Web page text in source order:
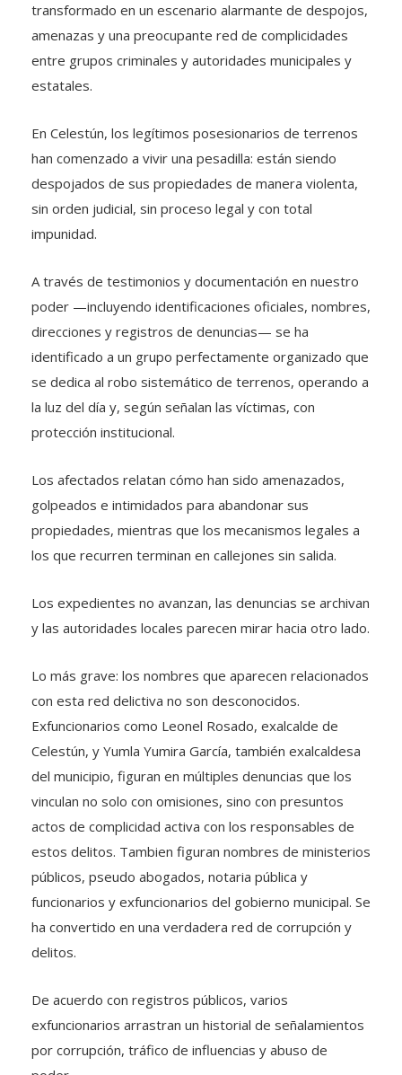
transformado en un escenario alarmante de despojos,
amenazas y una preocupante red de complicidades
entre grupos criminales y autoridades municipales y
estatales.
En Celestún, los legítimos posesionarios de terrenos
han comenzado a vivir una pesadilla: están siendo
despojados de sus propiedades de manera violenta,
sin orden judicial, sin proceso legal y con total
impunidad.
A través de testimonios y documentación en nuestro
poder —incluyendo identificaciones oficiales, nombres,
direcciones y registros de denuncias— se ha
identificado a un grupo perfectamente organizado que
se dedica al robo sistemático de terrenos, operando a
la luz del día y, según señalan las víctimas, con
protección institucional.
Los afectados relatan cómo han sido amenazados,
golpeados e intimidados para abandonar sus
propiedades, mientras que los mecanismos legales a
los que recurren terminan en callejones sin salida.
Los expedientes no avanzan, las denuncias se archivan
y las autoridades locales parecen mirar hacia otro lado.
Lo más grave: los nombres que aparecen relacionados
con esta red delictiva no son desconocidos.
Exfuncionarios como Leonel Rosado, exalcalde de
Celestún, y Yumla Yumira García, también exalcaldesa
del municipio, figuran en múltiples denuncias que los
vinculan no solo con omisiones, sino con presuntos
actos de complicidad activa con los responsables de
estos delitos. Tambien figuran nombres de ministerios
públicos, pseudo abogados, notaria pública y
funcionarios y exfuncionarios del gobierno municipal. Se
ha convertido en una verdadera red de corrupción y
delitos.
De acuerdo con registros públicos, varios
exfuncionarios arrastran un historial de señalamientos
por corrupción, tráfico de influencias y abuso de